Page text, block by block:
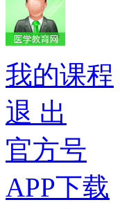
我的课程
退 出
官方号
APP下载